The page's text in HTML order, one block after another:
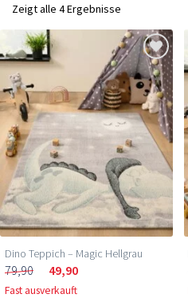
Zeigt alle 4 Ergebnisse
Dino Teppich – Magic Hellgrau
79,90 49,90
Fast ausverkauft